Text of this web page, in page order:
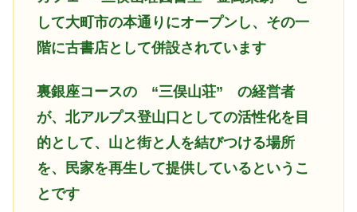
して大町市の本通りにオープンし、その一
階に古書店として併設されています
裏銀座コースの
“三俣山荘” の経営者
が、北アルプス登山口としての活性化を目
的として、山と街と人を結びつける場所
を、民家を再生して提供しているというこ
とです